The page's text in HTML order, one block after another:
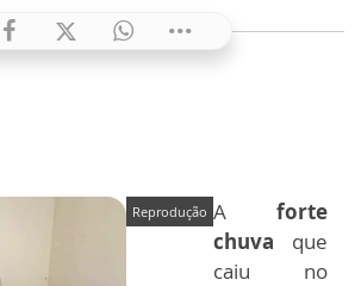
Reprodução Aforte
chuva que
caiu no